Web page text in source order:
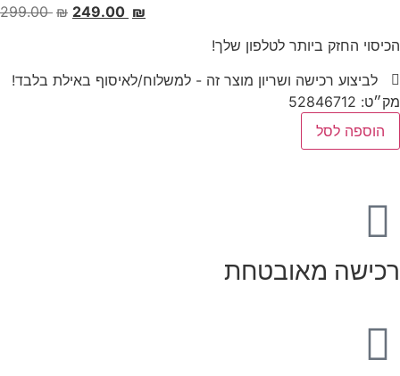
‎299.00 ₪ ‎249.00 ₪
הכיסוי החזק ביותר לטלפון שלך!
לביצוע רכישה ושריון מוצר זה - למשלוח/לאיסוף באילת בלבד!
מק״ט: 52846712
הוספה לסל
רכישה מאובטחת